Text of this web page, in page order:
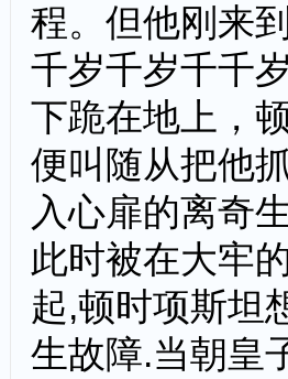
程。但他刚来
千岁千岁千千
下跪在地上，
便叫随从把他
入心扉的离奇
此时被在大牢
起,顿时项斯坦
生故障.当朝皇